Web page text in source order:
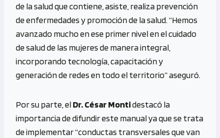
de la salud que contiene, asiste, realiza prevención
de enfermedades y promoción de la salud. “Hemos
avanzado mucho en ese primer nivel en el cuidado
de salud de las mujeres de manera integral,
incorporando tecnología, capacitación y
generación de redes en todo el territorio” aseguró.
Por su parte, elDr. César Montidestacó la
importancia de difundir este manual ya que se trata
de implementar “conductas transversales que van